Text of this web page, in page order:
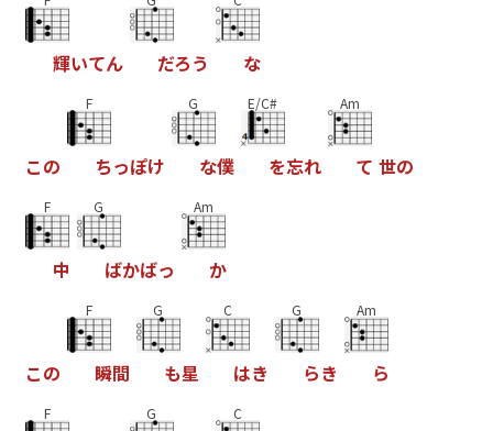
輝いてん だろう な
この
F
ちっぽけ
G
な僕
E/C#
を忘れ
Am
て 世の
F
中
G
ばかばっ
Am
か
この
F
瞬間
G
も星
C
はき
G
らき
Am
ら
F G C